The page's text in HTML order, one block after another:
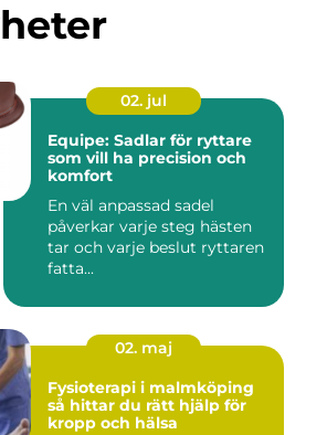
02. jul
Equipe: Sadlar för ryttare
som vill ha precision och
komfort
En väl anpassad sadel
påverkar varje steg hästen
tar och varje beslut ryttaren
fatta...
02. maj
Fysioterapi i malmköping
så hittar du rätt hjälp för
kropp och hälsa